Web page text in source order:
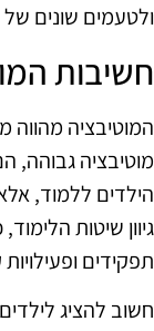
ולטעמים שונים
חשיבות
המוטיבציה מהווה
מוטיבציה גבוהה,
הילדים ללמוד,
גיוון שיטות
תפקידים
חשוב להציג